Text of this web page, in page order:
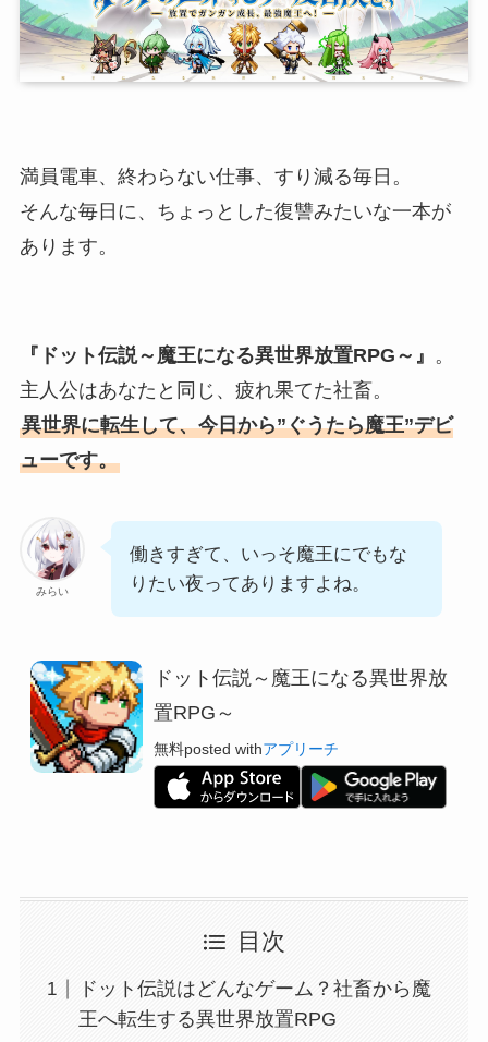
満員電車、終わらない仕事、すり減る毎日。
そんな毎日に、ちょっとした復讐みたいな一本が
あります。
『ドット伝説～魔王になる異世界放置RPG～』 。
主人公はあなたと同じ、疲れ果てた社畜。
異世界に転生して、今日から”ぐうたら魔王”デビ
ューです。
みらい
働きすぎて、いっそ魔王にでもな
りたい夜ってありますよね。
ドット伝説～魔王になる異世界放
置RPG～
無料posted withアプリーチ
目次
ドット伝説はどんなゲーム？社畜から魔
王へ転生する異世界放置RPG